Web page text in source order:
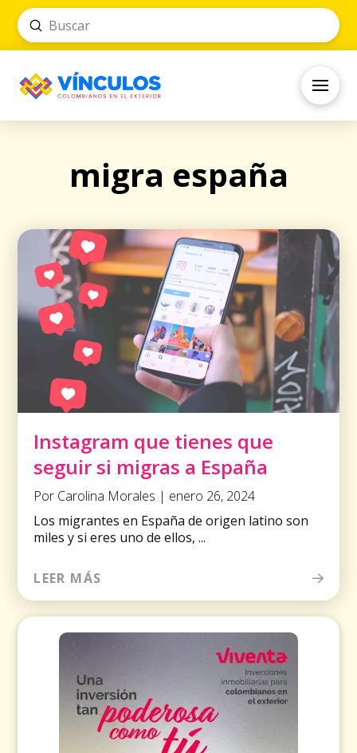
Search
Submit
migra españa
Instagram que tienes que
seguir si migras a España
Por Carolina Morales | enero 26, 2024
Los migrantes en España de origen latino son
miles y si eres uno de ellos, ...
LEER MÁS